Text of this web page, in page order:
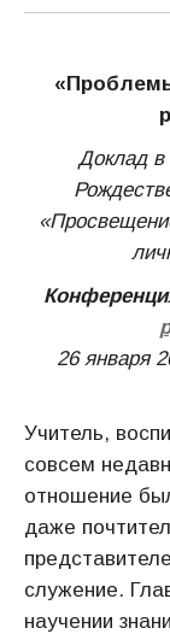
Доклад
26 января
Учитель,
совсем
отношение
даже
служение.
научении